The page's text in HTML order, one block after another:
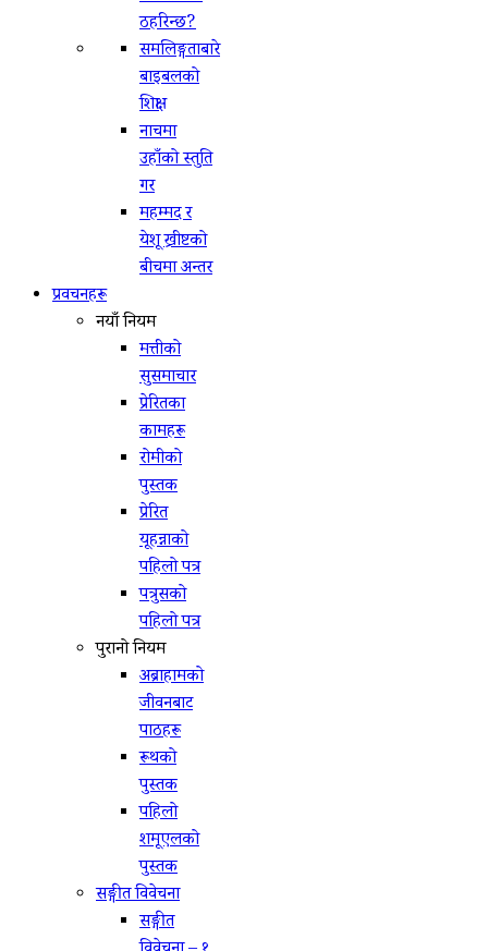
ठहरिन्छ?
समलिङ्गताबारे
बाइबलको
शिक्षा
नाचमा
उहाँको स्तुति
गर
महम्मद र
येशू ख्रीष्टको
बीचमा अन्तर
प्रवचनहरू
नयाँ नियम
मत्तीको
सुसमाचार
प्रेरितका
कामहरू
रोमीको
पुस्तक
प्रेरित
यूहन्नाको
पहिलो पत्र
पत्रुसको
पहिलो पत्र
पुरानो नियम
अब्राहामको
जीवनबाट
पाठहरू
रूथको
पुस्तक
पहिलो
शमूएलको
पुस्तक
सङ्गीत विवेचना
सङ्गीत